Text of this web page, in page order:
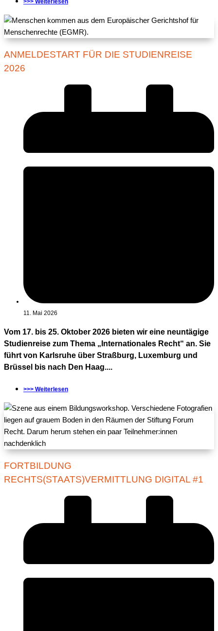
>>> Weiterlesen
ANMELDESTART FÜR DIE STUDIENREISE
2026
11. Mai 2026
Vom 17. bis 25. Oktober 2026 bieten wir eine neuntägige
Studienreise zum Thema „Internationales Recht“ an. Sie
führt von Karlsruhe über Straßburg, Luxemburg und
Brüssel bis nach Den Haag....
>>> Weiterlesen
FORTBILDUNG
RECHTS(STAATS)VERMITTLUNG DIGITAL #1